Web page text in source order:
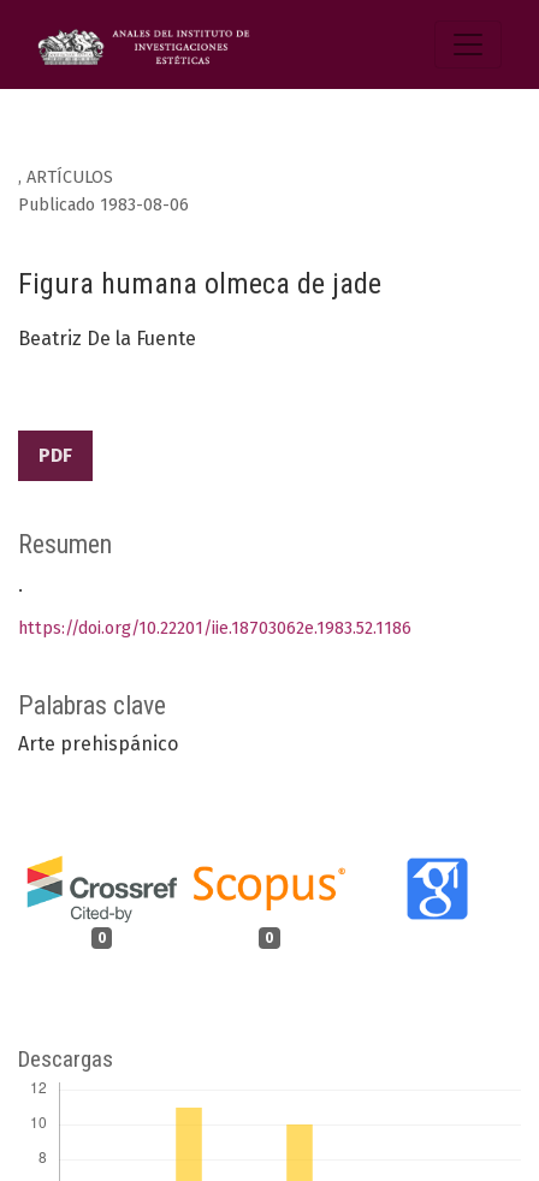
, ARTÍCULOS
Figura humana olmeca de jade
Publicado 1983-08-06
Beatriz De la Fuente
PDF
Palabras clave
Arte prehispánico
0 0
Resumen
.
https://doi.org/10.22201/iie.18703062e.1983.52.1186
Descargas